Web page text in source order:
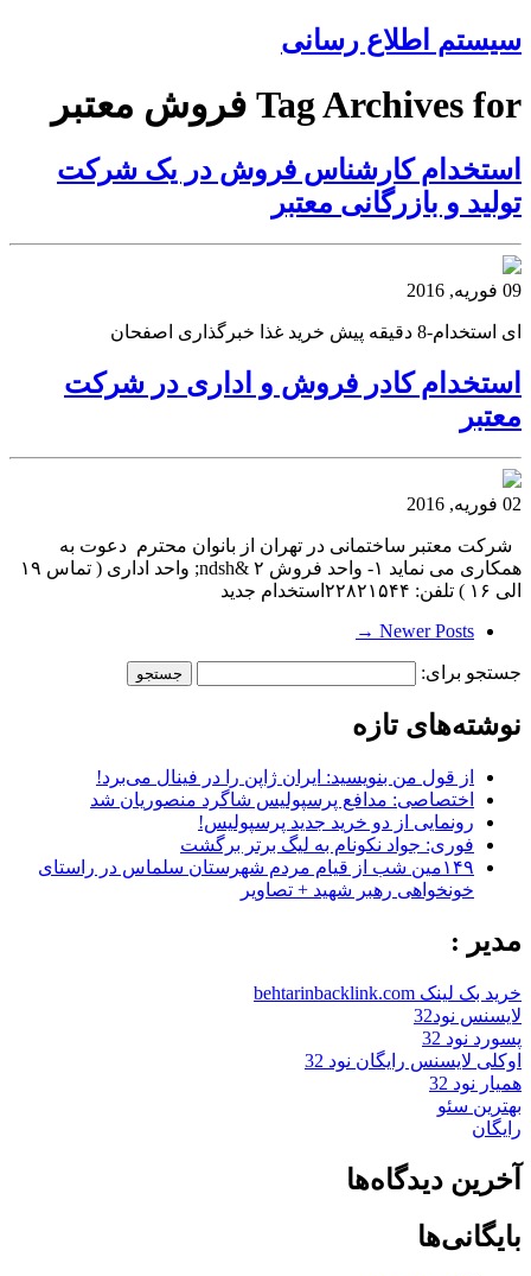
سیستم اطلاع رسانی
Tag Archives for فروش معتبر
استخدام کارشناس فروش در یک شرکت
تولید و بازرگانی معتبر
09 فوریه, 2016
ای استخدام-8 دقیقه پیش خرید غذا خبرگذاری اصفحان
استخدام کادر فروش و اداری در شرکت
معتبر
02 فوریه, 2016
شرکت معتبر ساختمانی در تهران از بانوان محترم دعوت به
همکاری می نماید ۱- واحد فروش ۲ &ndsh; واحد اداری ( تماس ۱۹
الی ۱۶ ) تلفن: ۲۲۸۲۱۵۴۴استخدام جدید
Newer Posts →
جستجو برای:
نوشته‌های تازه
از قول من بنویسید: ایران ژاپن را در فینال می‌برد!
اختصاصی: مدافع پرسپولیس شاگرد منصوریان شد
رونمایی از دو خرید جدید پرسپولیس!
فوری: جواد نکونام به لیگ برتر برگشت
۱۴۹مین شب از قیام مردم شهرستان سلماس در راستای
خونخواهی رهبر شهید + تصاویر
مدیر :
خرید بک لینک behtarinbacklink.com
لایسنس نود32
پسورد نود 32
اوکلی لایسنس رایگان نود 32
همیار نود 32
بهترین سئو
رایگان
آخرین دیدگاه‌ها
بایگانی‌ها